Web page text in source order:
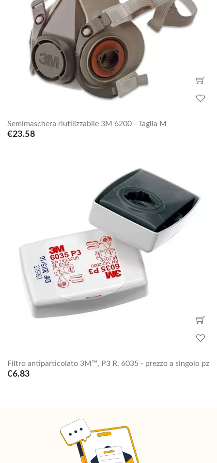
Semimaschera riutilizzabile 3M 6200 - Taglia M
€23.58
Filtro antiparticolato 3M™, P3 R, 6035 - prezzo a singolo pz
€6.83